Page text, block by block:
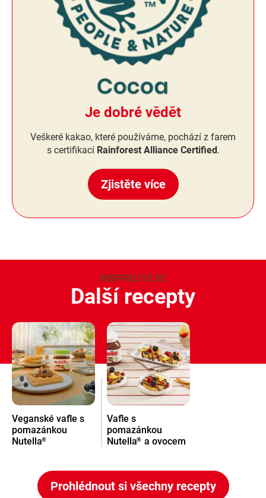
Je dobré vědět
Veškeré kakao, které používáme, pochází z farem
s certifikací Rainforest Alliance Certified.
Zjistěte více
INSPIRUJTE SE
Další recepty
Veganské vafle s
pomazánkou
Nutella®
Vafle s
pomazánkou
Nutella® a ovocem
Prohlédnout si všechny recepty